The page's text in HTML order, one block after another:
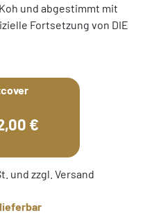
und abgestimmt mit
Fortsetzung von DIE
€
und zzgl. Versand